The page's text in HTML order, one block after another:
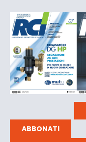
ABBONATI